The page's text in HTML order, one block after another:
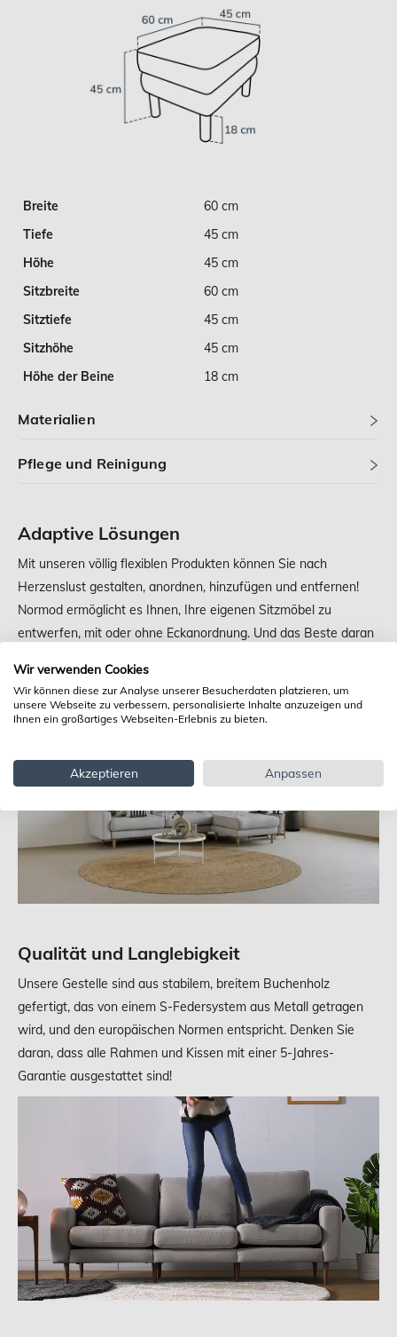
Breite
60 cm
Tiefe
45 cm
Höhe
45 cm
Sitzbreite
60 cm
Sitztiefe
45 cm
Sitzhöhe
45 cm
Höhe der Beine
18 cm
Materialien
Pflege und Reinigung
Adaptive Lösungen
Mit unseren völlig flexiblen Produkten können Sie nach
Herzenslust gestalten, anordnen, hinzufügen und entfernen!
Normod ermöglicht es Ihnen, Ihre eigenen Sitzmöbel zu
entwerfen, mit oder ohne Eckanordnung. Und das Beste daran
Qualität und Langlebigkeit
Unsere Gestelle sind aus stabilem, breitem Buchenholz
gefertigt, das von einem S-Federsystem aus Metall getragen
wird, und den europäischen Normen entspricht. Denken Sie
daran, dass alle Rahmen und Kissen mit einer 5-Jahres-
Garantie ausgestattet sind!
Wir verwenden Cookies
Wir können diese zur Analyse unserer Besucherdaten platzieren, um
unsere Webseite zu verbessern, personalisierte Inhalte anzuzeigen und
Ihnen ein großartiges Webseiten-Erlebnis zu bieten.
Akzeptieren Anpassen